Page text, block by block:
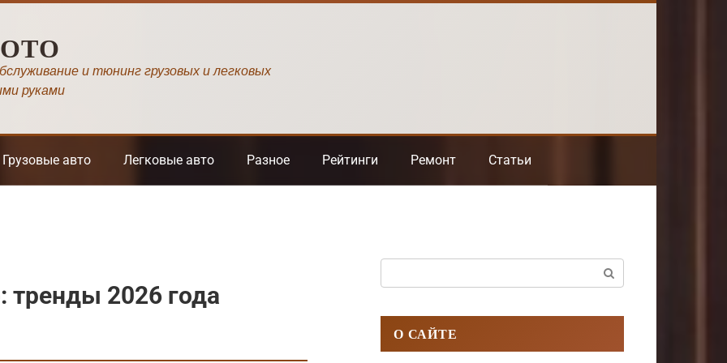
и тюнинг грузовых и легковых
руками
Грузовые авто Легковые авто Разное Рейтинги Ремонт Статьи
тренды 2026 года
О САЙТЕ